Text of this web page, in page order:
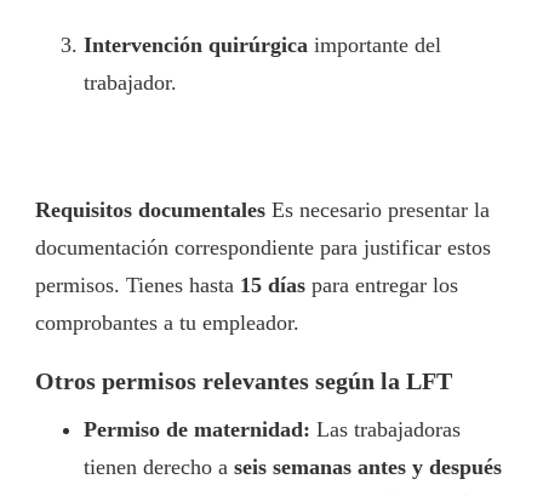
Intervención quirúrgica importante del
trabajador.
Requisitos documentales Es necesario presentar la
documentación correspondiente para justificar estos
permisos. Tienes hasta 15 días para entregar los
comprobantes a tu empleador.
Otros permisos relevantes según la LFT
Permiso de maternidad: Las trabajadoras
tienen derecho a seis semanas antes y después